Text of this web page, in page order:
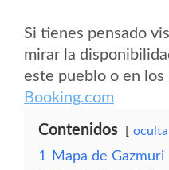
Si tienes pensado
mirar la
este pueblo o en los
Booking.com
Contenidos
1
Mapa de Gazmuri